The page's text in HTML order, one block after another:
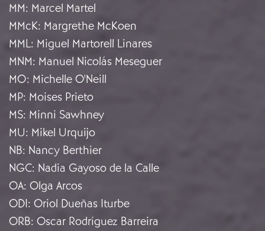
MM: Marcel Martel
MMcK: Margrethe McKoen
MML: Miguel Martorell Linares
MNM: Manuel Nicolás Meseguer
MO: Michelle O'Neill
MP: Moises Prieto
MS: Minni Sawhney
MU: Mikel Urquijo
NB: Nancy Berthier
NGC: Nadia Gayoso de la Calle
OA: Olga Arcos
ODI: Oriol Dueñas Iturbe
ORB: Oscar Rodríguez Barreira